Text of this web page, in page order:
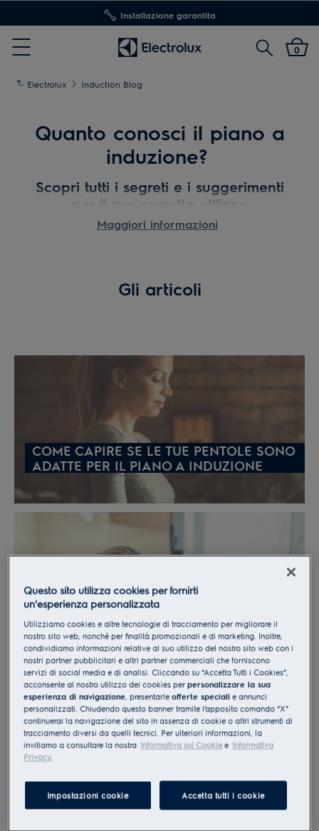
Installazione garantita
Menu
Cerca 0
Electrolux Induction Blog
Quanto conosci il piano a
induzione?
Scopri tutti i segreti e i suggerimenti
per il suo corretto utilizzo
Quali pentole sono adatte a cucinare con il piano
Induction Blogtrovi consigli, trucchi e tutorial
per sfruttare al meglio il tuo piano a induzione e
Maggiori informazioni
Gli articoli
COME CAPIRE SE LE TUE PENTOLE SONO
ADATTE PER IL PIANO A INDUZIONE
COME PULIRE IL PIANO A INDUZIONE
IL MODO PIÙ SICURO PER CUCINARE
Questo sito utilizza cookies per fornirti
un'esperienza personalizzata
Utilizziamo cookies e altre tecnologie di tracciamento per migliorare il
nostro sito web, nonchè per finalità promozionali e di marketing. Inoltre,
condividiamo informazioni relative al suo utilizzo del nostro sito web con i
nostri partner pubblicitari e altri partner commerciali che forniscono
servizi di social media e di analisi. Cliccando su “Accetta Tutti i Cookies”,
acconsente al nostro utilizzo dei cookies perpersonalizzare la sua
esperienza di navigazione, presentarleofferte speciali e annunci
personalizzati. Chiudendo questo banner tramite l’apposito comando “X”
continuerai la navigazione del sito in assenza di cookie o altri strumenti di
tracciamento diversi da quelli tecnici. Per ulteriori informazioni, la
invitiamo a consultare la nostra Informativa sui Cookiee Informativa
Privacy.
Impostazioni cookie Accetta tutti i cookie